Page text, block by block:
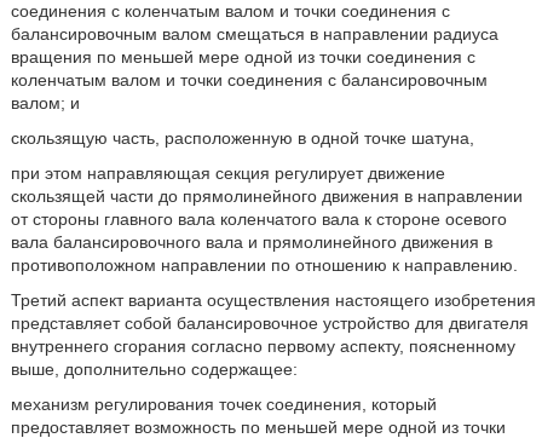
соединения с коленчатым валом и точки соединения с
балансировочным валом смещаться в направлении радиуса
вращения по меньшей мере одной из точки соединения с
коленчатым валом и точки соединения с балансировочным
валом; и
скользящую часть, расположенную в одной точке шатуна,
при этом направляющая секция регулирует движение
скользящей части до прямолинейного движения в направлении
от стороны главного вала коленчатого вала к стороне осевого
вала балансировочного вала и прямолинейного движения в
противоположном направлении по отношению к направлению.
Третий аспект варианта осуществления настоящего изобретения
представляет собой балансировочное устройство для двигателя
внутреннего сгорания согласно первому аспекту, поясненному
выше, дополнительно содержащее:
механизм регулирования точек соединения, который
предоставляет возможность по меньшей мере одной из точки